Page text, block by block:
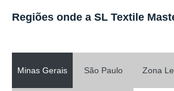
Regiões onde a SL Textile
Minas Gerais São Paulo Zona